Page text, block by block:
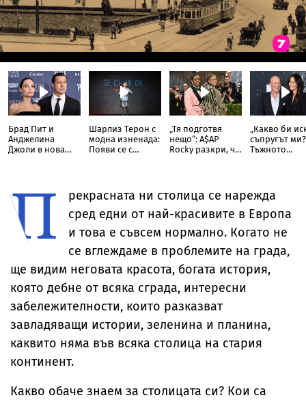
Брад Пит и
Анджелина
Джоли в нова
Шарлиз Терон с
модна изненада:
Появи се с
„Тя подготвя
нещо“: A$AP
Rocky разкри, че
„Какво би
съпругът
Тъжното
П
рекрасната ни столица се нарежда
сред едни от най-красивите в Европа
и това е съвсем нормално. Когато не
се вглеждаме в проблемите на града,
ще видим неговата красота, богата история,
която дебне от всяка сграда, интересни
забележителности, които разказват
завладяващи истории, зеленина и планина,
каквито няма във всяка столица на стария
континент.
Какво обаче знаем за столицата си? Кои са